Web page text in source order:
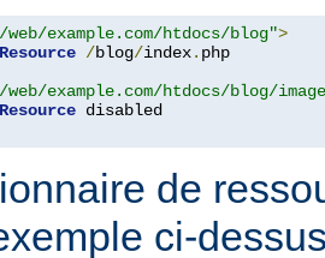
web/example.com/htdocs/blog">
/blog/index.
web/example.com/htdocs/blog/
de
ci-